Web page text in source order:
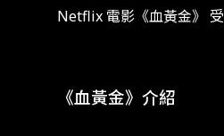
Netflix 電影《血黃金》
《血黃金》介紹